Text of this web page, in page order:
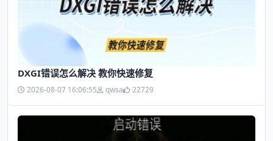
DXGI错误怎么解决 教你快速修复
2026-08-07 16:06:55 qwsa 22729